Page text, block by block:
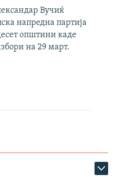
Вучиќ
напредна партија
општини каде
на 29 март.